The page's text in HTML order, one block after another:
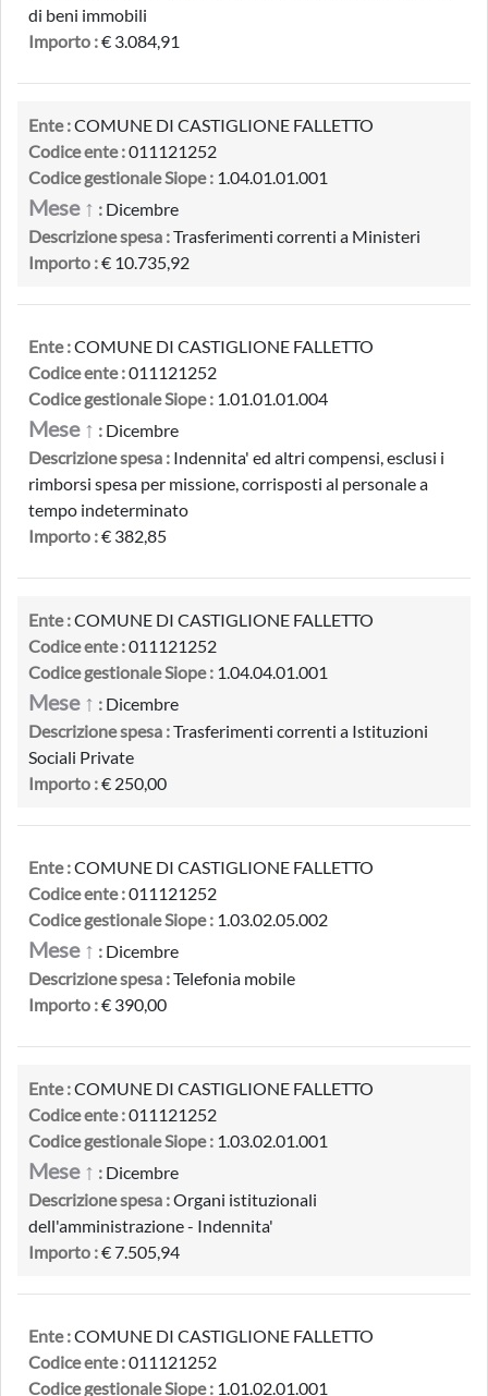
di beni immobili
Importo :€ 3.084,91
Ente :COMUNE DI CASTIGLIONE FALLETTO
Codice ente :011121252
Codice gestionale Siope : 1.04.01.01.001
Mese ↑ : Dicembre
Descrizione spesa :Trasferimenti correnti a Ministeri
Importo :€ 10.735,92
Ente :COMUNE DI CASTIGLIONE FALLETTO
Codice ente :011121252
Codice gestionale Siope : 1.01.01.01.004
Mese ↑ : Dicembre
Descrizione spesa : Indennita' ed altri compensi, esclusi i
rimborsi spesa per missione, corrisposti al personale a
tempo indeterminato
Importo :€ 382,85
Ente :COMUNE DI CASTIGLIONE FALLETTO
Codice ente :011121252
Codice gestionale Siope : 1.04.04.01.001
Mese ↑ : Dicembre
Descrizione spesa :Trasferimenti correnti a Istituzioni
Sociali Private
Importo :€ 250,00
Ente :COMUNE DI CASTIGLIONE FALLETTO
Codice ente :011121252
Codice gestionale Siope : 1.03.02.05.002
Mese ↑ : Dicembre
Descrizione spesa :Telefonia mobile
Importo :€ 390,00
Ente :COMUNE DI CASTIGLIONE FALLETTO
Codice ente :011121252
Codice gestionale Siope : 1.03.02.01.001
Mese ↑ : Dicembre
Descrizione spesa :Organi istituzionali
dell'amministrazione - Indennita'
Importo :€ 7.505,94
Ente :COMUNE DI CASTIGLIONE FALLETTO
Codice ente :011121252
Codice gestionale Siope : 1.01.02.01.001